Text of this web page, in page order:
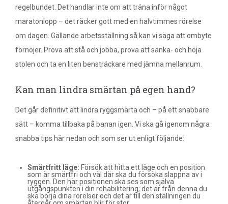
regelbundet. Det handlar inte om att träna inför något
maratonlopp – det räcker gott med en halvtimmes rörelse
om dagen. Gällande arbetsställning så kan vi säga att ombyte
förnöjer. Prova att stå och jobba, prova att sänka- och höja
stolen och ta en liten bensträckare med jämna mellanrum.
Kan man lindra smärtan på egen hand?
Det går definitivt att lindra ryggsmärta och – på ett snabbare
sätt – komma tillbaka på banan igen. Vi ska gå igenom några
snabba tips här nedan och som ser ut enligt följande:
Smärtfritt läge: Försök att hitta ett läge och en position
som är smärtfri och väl där ska du försöka slappna av i
ryggen. Den här positionen ska ses som själva
utgångspunkten i din rehabilitering; det är från denna du
ska börja dina rörelser och det är till den ställningen du